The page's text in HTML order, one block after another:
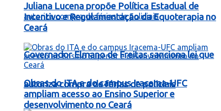
Governador Elmano de Freitas sanciona lei que
autoriza compra de férias de policiais
Juliana Lucena propõe Política Estadual de
Incentivo e Regulamentação da Equoterapia no
Ceará
Obras do ITA e do campus Iracema-UFC
ampliam acesso ao Ensino Superior e
desenvolvimento no Ceará